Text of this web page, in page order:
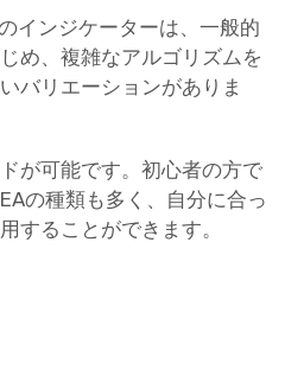
インジケーターは、一般的
め、複雑なアルゴリズムを
バリエーションがありま
が可能です。初心者の方で
の種類も多く、自分に合っ
することができます。